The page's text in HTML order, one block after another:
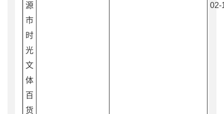
源
市
时
光
文
体
百
货
02-